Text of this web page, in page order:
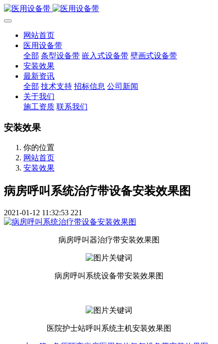
网站首页
医用设备带
全部 条型设备带 嵌入式设备带 壁画式设备带
安装效果
最新资讯
全部 技术支持 招标信息 公司新闻
关于我们
施工资质 联系我们
安装效果
你的位置
网站首页
安装效果
病房呼叫系统治疗带设备安装效果图
2021-01-12 11:32:53 221
病房呼叫器治疗带安装效果图
病房呼叫系统设备带安装效果图
医院护士站呼叫系统主机安装效果图